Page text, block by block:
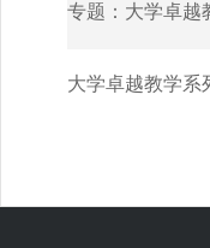
专题：大学卓
大学卓越教学